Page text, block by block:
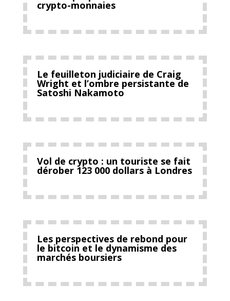
crypto-monnaies
Le feuilleton judiciaire de Craig
Wright et l’ombre persistante de
Satoshi Nakamoto
Vol de crypto : un touriste se fait
dérober 123 000 dollars à Londres
Les perspectives de rebond pour
le bitcoin et le dynamisme des
marchés boursiers